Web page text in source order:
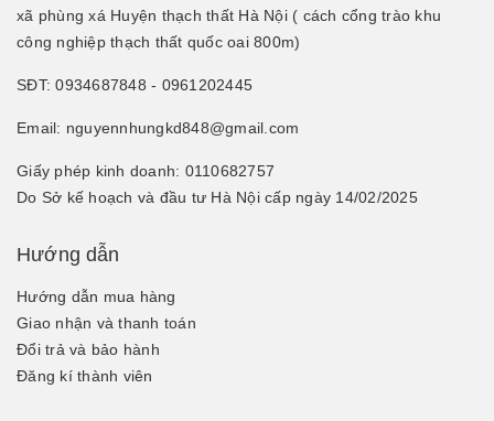
xã phùng xá Huyện thạch thất Hà Nội ( cách cổng trào khu
công nghiệp thạch thất quốc oai 800m)
SĐT: 0934687848 - 0961202445
Email: nguyennhungkd848@gmail.com
Giấy phép kinh doanh: 0110682757
Do Sở kế hoạch và đầu tư Hà Nội cấp ngày 14/02/2025
Hướng dẫn
Hướng dẫn mua hàng
Giao nhận và thanh toán
Đổi trả và bảo hành
Đăng kí thành viên